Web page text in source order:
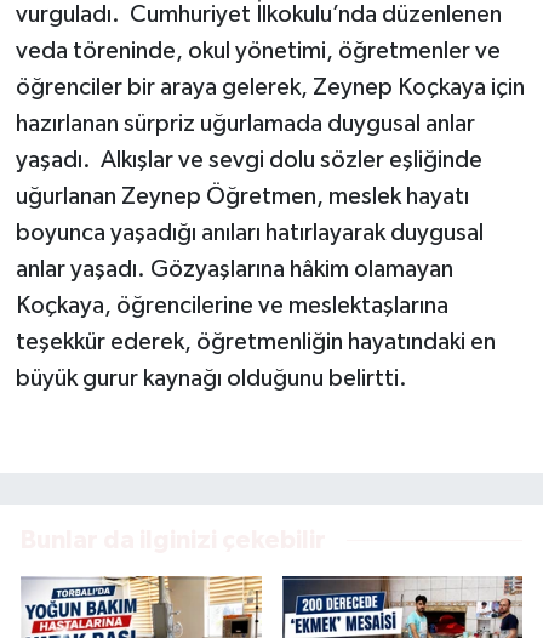
vurguladı. Cumhuriyet İlkokulu’nda düzenlenen
veda töreninde, okul yönetimi, öğretmenler ve
öğrenciler bir araya gelerek, Zeynep Koçkaya için
hazırlanan sürpriz uğurlamada duygusal anlar
yaşadı. Alkışlar ve sevgi dolu sözler eşliğinde
uğurlanan Zeynep Öğretmen, meslek hayatı
boyunca yaşadığı anıları hatırlayarak duygusal
anlar yaşadı. Gözyaşlarına hâkim olamayan
Koçkaya, öğrencilerine ve meslektaşlarına
teşekkür ederek, öğretmenliğin hayatındaki en
büyük gurur kaynağı olduğunu belirtti.